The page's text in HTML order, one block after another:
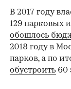
В 2017 году
129 парковых
обошлось
2018 году в
парков, а по
обустроить 60